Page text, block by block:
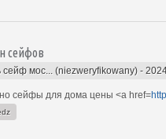
сейфов
сейф мос... (niezweryfikowany) -
сейфы для дома цены <a href=